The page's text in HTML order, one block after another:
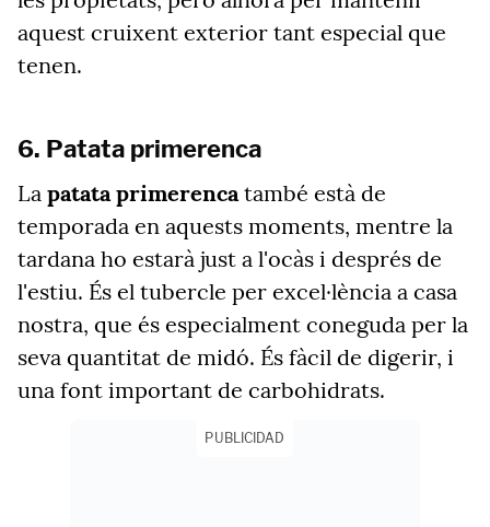
aquest cruixent exterior tant especial que
tenen.
6. Patata primerenca
La patata primerencatambé està de
temporada en aquests moments, mentre la
tardana ho estarà just a l'ocàs i després de
l'estiu. És el tubercle per excel·lència a casa
nostra, que és especialment coneguda per la
seva quantitat de midó. És fàcil de digerir, i
una font important de carbohidrats.
PUBLICIDAD